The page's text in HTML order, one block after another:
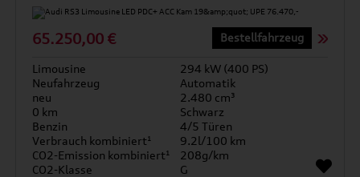
65.250,00 € Bestellfahrzeug
Limousine
294 kW (400 PS)
Neufahrzeug
Automatik
neu
2.480 cm³
0 km
Schwarz
Benzin
4/5 Türen
Verbrauch kombiniert¹
9.2l/100 km
CO2-Emission kombiniert¹
208g/km
CO2-Klasse
G